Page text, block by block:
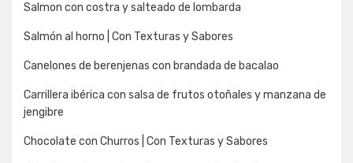
Salmon con costra y salteado de lombarda
Salmón al horno | Con Texturas y Sabores
Canelones de berenjenas con brandada de bacalao
Carrillera ibérica con salsa de frutos otoñales y manzana de
jengibre
Chocolate con Churros | Con Texturas y Sabores